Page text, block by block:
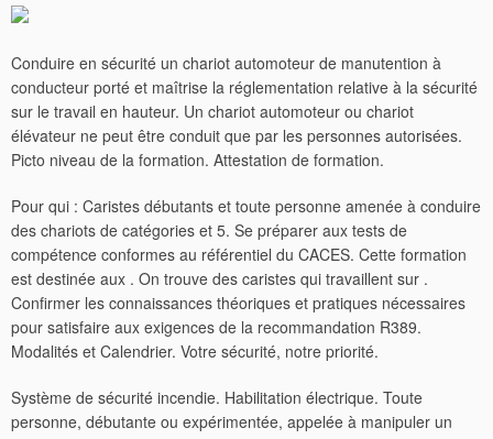
Conduire en sécurité un chariot automoteur de manutention à
conducteur porté et maîtrise la réglementation relative à la sécurité
sur le travail en hauteur. Un chariot automoteur ou chariot
élévateur ne peut être conduit que par les personnes autorisées.
Picto niveau de la formation. Attestation de formation.
Pour qui : Caristes débutants et toute personne amenée à conduire
des chariots de catégories et 5. Se préparer aux tests de
compétence conformes au référentiel du CACES. Cette formation
est destinée aux . On trouve des caristes qui travaillent sur .
Confirmer les connaissances théoriques et pratiques nécessaires
pour satisfaire aux exigences de la recommandation R389.
Modalités et Calendrier. Votre sécurité, notre priorité.
Système de sécurité incendie. Habilitation électrique. Toute
personne, débutante ou expérimentée, appelée à manipuler un